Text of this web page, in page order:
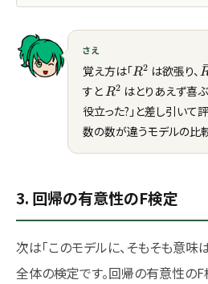
さえ
覚え方は「R^2
R2 は欲張り、
すと R^2
R2 はとりあえず喜ぶ
役立った?」と差し引いて
数の数が違うモデルの比
3. 回帰の有意性のF検定
次は「このモデルに、そもそも意味
全体の検定です。回帰の有意性の